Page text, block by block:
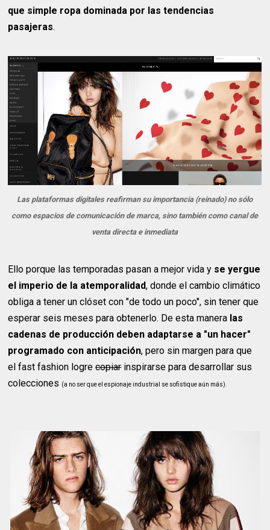
que simple ropa dominada por las tendencias
pasajeras.
Las plataformas digitales reafirman su importancia (reinado) no sólo
como espacios de comunicación de marca, sino también como canal de
venta directa e inmediata
Ello porque las temporadas pasan a mejor vida y se yergue
el imperio de la atemporalidad, donde el cambio climático
obliga a tener un clóset con "de todo un poco", sin tener que
esperar seis meses para obtenerlo. De esta manera las
cadenas de producción deben adaptarse a "un hacer"
programado con anticipación, pero sin margen para que
el fast fashion logrecopiarinspirarse para desarrollar sus
colecciones (a no ser que el espionaje industrial se sofistique aún más).